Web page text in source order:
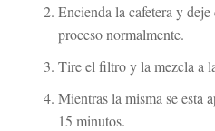
Encienda la cafetera y
proceso normalmente.
Tire el filtro y la mezcla a
Mientras la misma se esta
15 minutos.